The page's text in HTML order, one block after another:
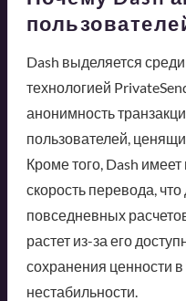
Dash выделяется
технологией
анонимность
пользователей,
Кроме того, Dash
скорость перевода,
повседневных
растет из-за его
сохранения ценности
нестабильности.